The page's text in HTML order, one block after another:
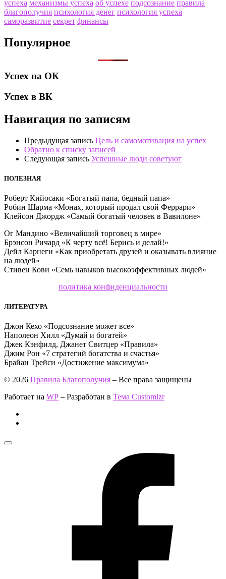
успеха механизмы успеха об успехе подсознание правила
благополучия психология денег психология успеха
саморазвитие секрет финансы
Популярное
Успех на ОК
Успех в ВК
Навигация по записям
Предыдущая запись Цель и самомотивация на успех
Обратно к списку записей
Следующая запись Успешные люди советуют
ПОЛЕЗНАЯ
Роберт Кийосаки «Богатый папа, бедный папа»
Робин Шарма «Монах, который продал свой Феррари»
Клейсон Джордж «Самый богатый человек в Вавилоне»
Ог Мандино «Величайший торговец в мире»
Брэнсон Ричард «К черту всё! Берись и делай!»
Дейл Карнеги «Как приобретать друзей и оказывать влияние
на людей»
Стивен Кови «Семь навыков высокоэффективных людей»
политика конфиденциальности
ЛИТЕРАТУРА
Джон Кехо «Подсознание может все»
Наполеон Хилл «Думай и богатей»
Джек Кэнфилд, Джанет Свитцер «Правила»
Джим Рон «7 стратегий богатства и счастья»
Брайан Трейси «Достижение максимума»
© 2026 Правила Благополучия – Все права защищены
Работает на WP – Разработан в Тема Customizr